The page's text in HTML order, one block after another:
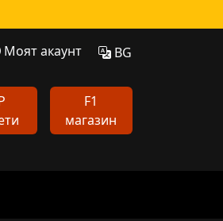
Моят акаунт BG
F1
магазин